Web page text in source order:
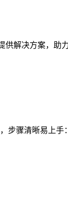
解决方案，
骤清晰易上